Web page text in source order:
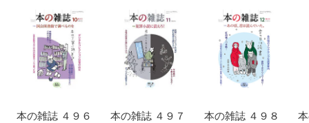
本の雑誌 ４９６
本の雑誌 ４９７
本の雑誌 ４９８